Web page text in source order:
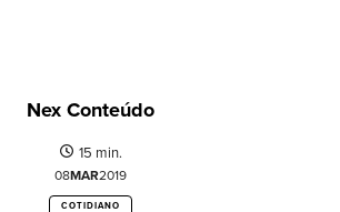
Nex Conteúdo
15 min.
08MAR2019
COTIDIANO